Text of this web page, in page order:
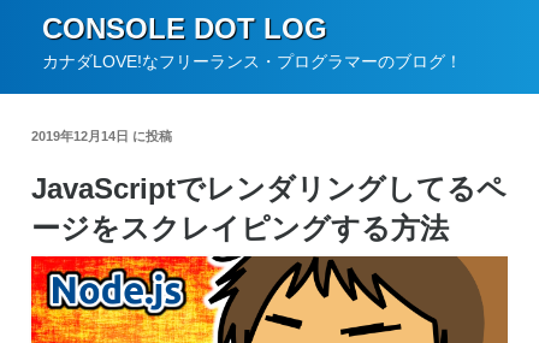
CONSOLE DOT LOG
カナダLOVE!なフリーランス・プログラマーのブログ！
2019年12月14日 に投稿
JavaScriptでレンダリングしてるペ
ージをスクレイピングする方法